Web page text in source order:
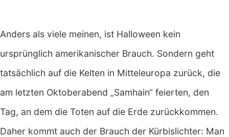
Anders als viele meinen, ist Halloween kein
ursprünglich amerikanischer Brauch. Sondern geht
tatsächlich auf die Kelten in Mitteleuropa zurück, die
am letzten Oktoberabend „Samhain“ feierten, den
Tag, an dem die Toten auf die Erde zurückkommen.
Daher kommt auch der Brauch der Kürbislichter: Man